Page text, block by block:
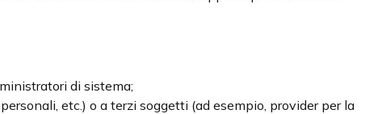
di sistema;
etc.) o a terzi soggetti (ad esempio, provider per la